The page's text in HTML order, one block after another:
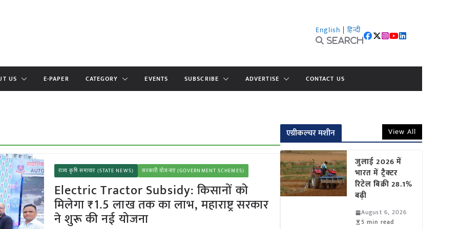
English | हिन्दी
Search
US E-PAPER CATEGORY EVENTS SUBSCRIBE ADVERTISE CONTACT US
राज्य कृषि समाचार (STATE NEWS) सरकारी योजनाएं (GOVERNMENT SCHEMES)
Electric Tractor Subsidy: किसानों को
मिलेगा ₹1.5 लाख तक का लाभ, महाराष्ट्र सरकार
ने शुरू की नई योजना
एग्रीकल्चर मशीन View All
जुलाई 2026 में
भारत में ट्रैक्टर
रिटेल बिक्री 28.1%
बढ़ी
August 6, 2026
5 min read